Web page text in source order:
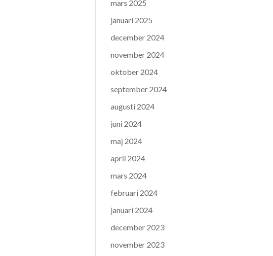
mars 2025
januari 2025
december 2024
november 2024
oktober 2024
september 2024
augusti 2024
juni 2024
maj 2024
april 2024
mars 2024
februari 2024
januari 2024
december 2023
november 2023